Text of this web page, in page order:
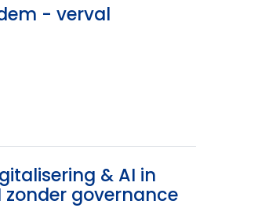
- verval
& AI in
zonder governance